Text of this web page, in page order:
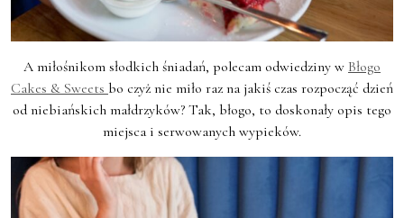
A miłośnikom słodkich śniadań, polecam odwiedziny w Błogo
Cakes & Sweets bo czyż nie miło raz na jakiś czas rozpocząć dzień
od niebiańskich małdrzyków? Tak, błogo, to doskonały opis tego
miejsca i serwowanych wypieków.